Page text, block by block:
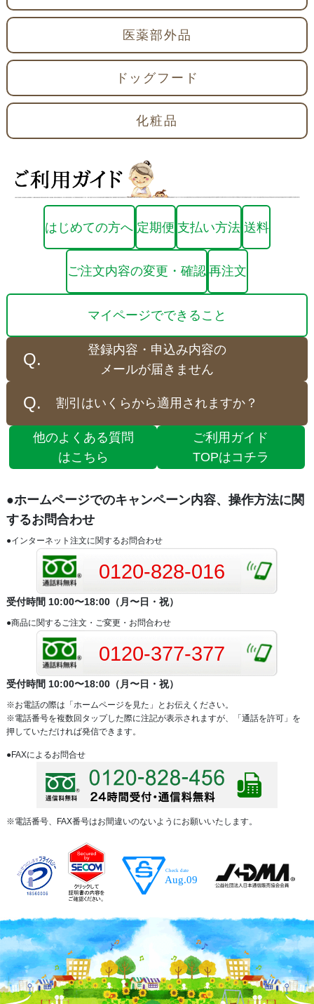
医薬部外品
ドッグフード
化粧品
はじめての方へ 定期便 支払い方法 送料
ご注文内容の変更・確認 再注文
マイページでできること
登録内容・申込み内容の
メールが届きません
割引はいくらから適用されますか？
他のよくある質問
はこちら
ご利用ガイド
TOPはコチラ
●ホームページでのキャンペーン内容、操作方法に関
するお問合わせ
●インターネット注文に関するお問合わせ
0120-828-016
受付時間 10:00〜18:00（月〜日・祝）
●商品に関するご注文・ご変更・お問合わせ
0120-377-377
受付時間 10:00〜18:00（月〜日・祝）
※お電話の際は「ホームページを見た」とお伝えください。
※電話番号を複数回タップした際に注記が表示されますが、「通話を許可」を
押していただければ発信できます。
●FAXによるお問合せ
※電話番号、FAX番号はお間違いのないようにお願いいたします。